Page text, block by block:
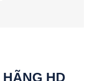
HD